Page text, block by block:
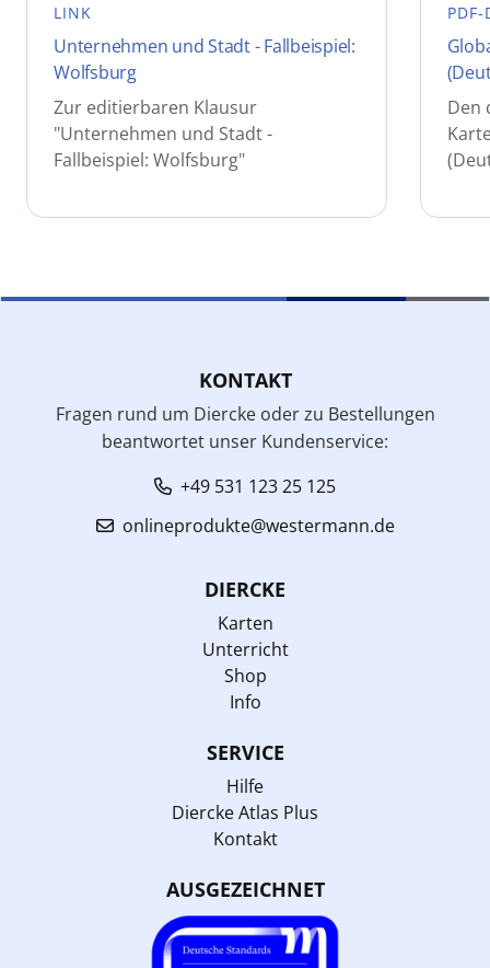
LINK
Unternehmen und Stadt - Fallbeispiel:
Wolfsburg
Zur editierbaren Klausur
"Unternehmen und Stadt -
Fallbeispiel: Wolfsburg"
PDF-
Den
KONTAKT
Fragen rund um Diercke oder zu Bestellungen
beantwortet unser Kundenservice:
+49 531 123 25 125
onlineprodukte@westermann.de
DIERCKE
Karten
Unterricht
Shop
Info
SERVICE
Hilfe
Diercke Atlas Plus
Kontakt
AUSGEZEICHNET